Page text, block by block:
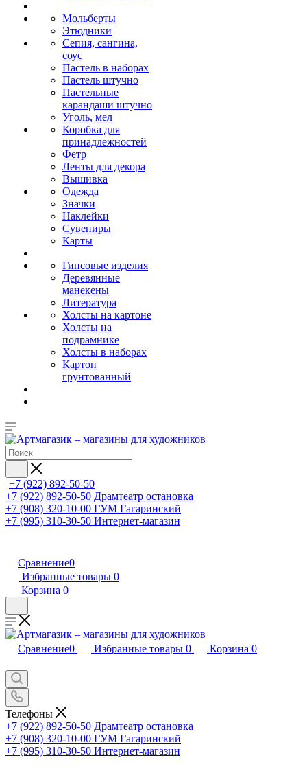
Мольберты
Этюдники
Сепия, сангина,
соус
Пастель в наборах
Пастель штучно
Пастельные
карандаши штучно
Уголь, мел
Коробка для
принадлежностей
Фетр
Ленты для декора
Вышивка
Одежда
Значки
Наклейки
Сувениры
Карты
Гипсовые изделия
Деревянные
манекены
Литература
Холсты на картоне
Холсты на
подрамнике
Холсты в наборах
Картон
грунтованный
+7 (922) 892-50-50
+7 (922) 892-50-50 Драмтеатр остановка
+7 (908) 320-10-00 ГУМ Гагаринский
+7 (995) 310-30-50 Интернет-магазин
Сравнение0
Избранные товары 0
Корзина 0
Сравнение0 Избранные товары 0 Корзина 0
Телефоны
+7 (922) 892-50-50 Драмтеатр остановка
+7 (908) 320-10-00 ГУМ Гагаринский
+7 (995) 310-30-50 Интернет-магазин